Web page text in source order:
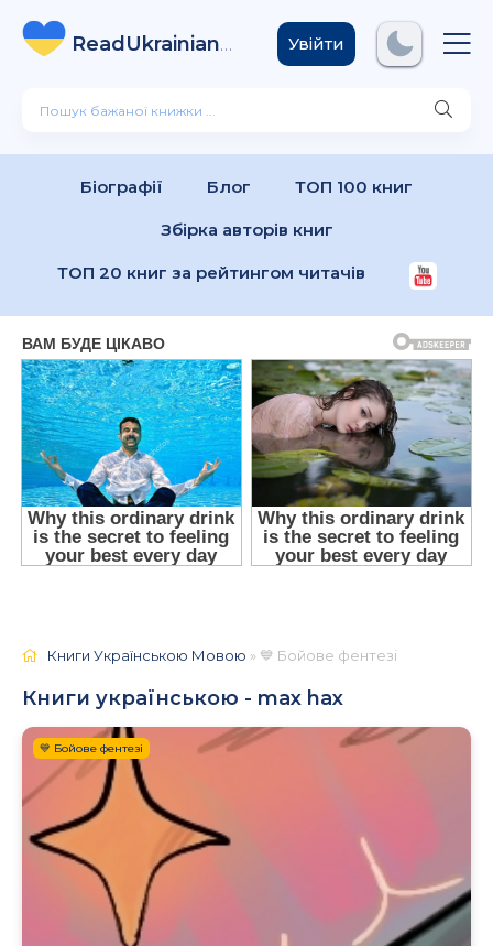
ReadUkrainian
Books .com
Увійти
Біографії Блог ТОП 100 книг
Збірка авторів книг
ТОП 20 книг за рейтингом читачів
Книги Українською Мовою » 💙 Бойове фентезі
Книги українською - max hax
💙 Бойове фентезі